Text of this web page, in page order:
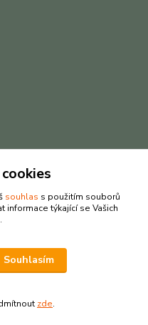
souhlas s použitím souborů
informace týkající se Vašich
Souhlasím
zde.